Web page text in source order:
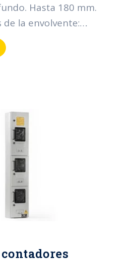
Hasta 180 mm.
de la envolvente:
IP: Hasta IP66
al impacto IK:
calibre 20 BWG
color gris
de cierre: Chapas
y perno